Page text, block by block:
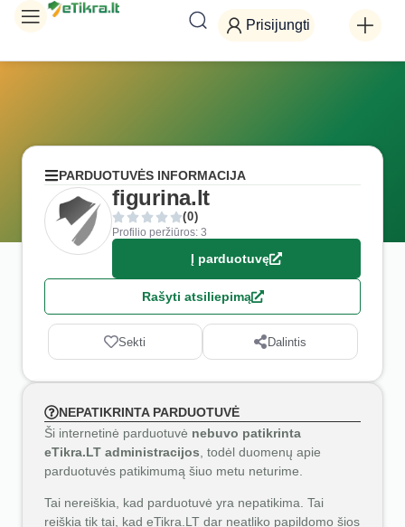
Prisijungti
PARDUOTUVĖS INFORMACIJA
figurina.lt
(0)
Profilio peržiūros: 3
Į parduotuvę
Rašyti atsiliepimą
Sekti Dalintis
NEPATIKRINTA PARDUOTUVĖ
Ši internetinė parduotuvė nebuvo patikrinta
eTikra.LT administracijos , todėl duomenų apie
parduotuvės patikimumą šiuo metu neturime.
Tai nereiškia, kad parduotuvė yra nepatikima. Tai
reiškia tik tai, kad eTikra.LT dar neatliko papildomo šios